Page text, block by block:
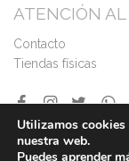
ATENCIÓN
Contacto
Tiendas físicas
Utilizamos
nuestra web.
Puedes aprender